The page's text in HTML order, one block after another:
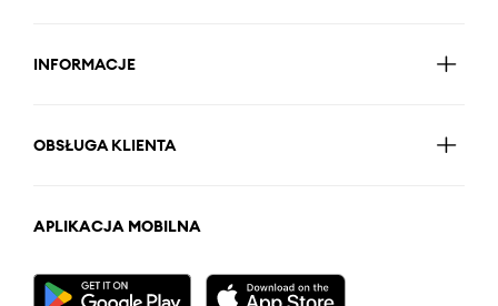
INFORMACJE
OBSŁUGA KLIENTA
APLIKACJA MOBILNA